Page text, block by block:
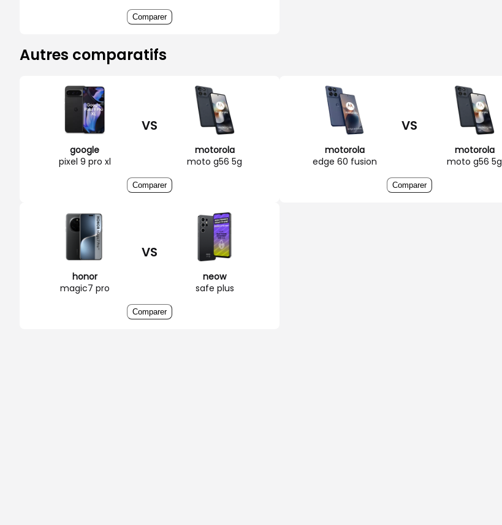
Comparer
Autres comparatifs
google
pixel 9 pro xl
VS
motorola
moto g56 5g
Comparer
motorola
edge 60 fusion
VS
motorola
moto g56 5g
Comparer
honor
magic7 pro
VS
neow
safe plus
Comparer